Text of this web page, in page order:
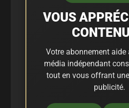
VOUS
Votre abonnement aide
média indépendant
tout en vous offrant
publicité.